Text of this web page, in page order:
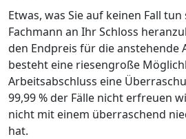
Etwas, was Sie auf keinen Fall
Fachmann an Ihr Schloss
den Endpreis für die anstehende
besteht eine riesengroße
Arbeitsabschluss eine
99,99 % der Fälle nicht erfreuen
nicht mit einem überraschend
hat.